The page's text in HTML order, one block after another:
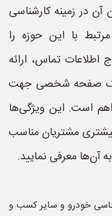
در زمینه کارشناسی
با این حوزه را
اطلاعات تماس، ارائه
یک صفحه شخصی جهت
است. این ویژگی‌ها
مشتریان مناسب
آن‌ها معرفی نمایید.
خودرو و سایر کسب و